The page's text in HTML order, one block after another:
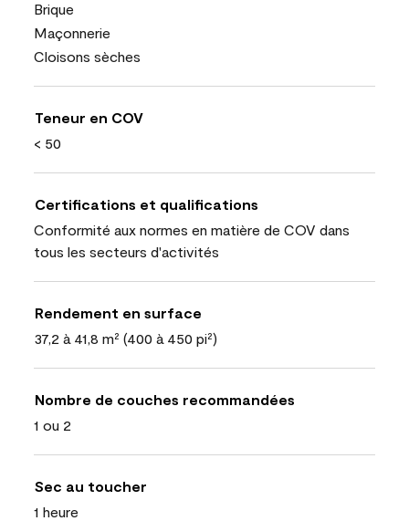
Brique
Maçonnerie
Cloisons sèches
Teneur en COV
< 50
Certifications et qualifications
Conformité aux normes en matière de COV dans
tous les secteurs d'activités
Rendement en surface
37,2 à 41,8 m² (400 à 450 pi²)
Nombre de couches recommandées
1 ou 2
Sec au toucher
1 heure